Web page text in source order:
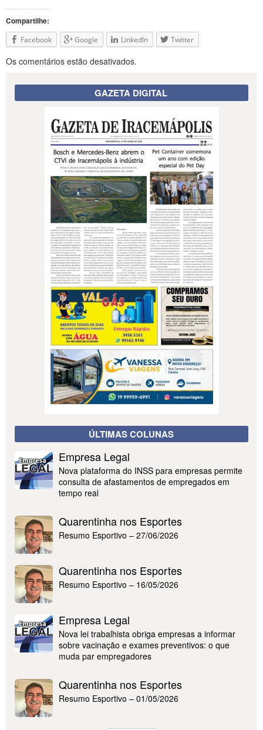
Compartilhe:
Facebook Google LinkedIn Twitter
Os comentários estão desativados.
GAZETA DIGITAL
ÚLTIMAS COLUNAS
Empresa Legal
Nova plataforma do INSS para empresas permite
consulta de afastamentos de empregados em
tempo real
Quarentinha nos Esportes
Resumo Esportivo – 27/06/2026
Quarentinha nos Esportes
Resumo Esportivo – 16/05/2026
Empresa Legal
Nova lei trabalhista obriga empresas a informar
sobre vacinação e exames preventivos: o que
muda par empregadores
Quarentinha nos Esportes
Resumo Esportivo – 01/05/2026